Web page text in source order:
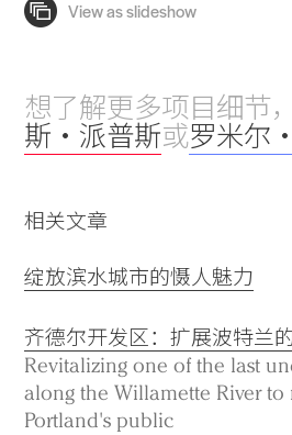
想了解更多项目细节
斯・派普斯或罗米尔
相关文章
绽放滨水城市的慑人魅力
齐德尔开发区：扩展波特兰
Revitalizing one of the last
along the Willamette River to
Portland's public